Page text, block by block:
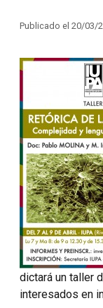
Publicado el 20/03/
dictará un taller
interesados en